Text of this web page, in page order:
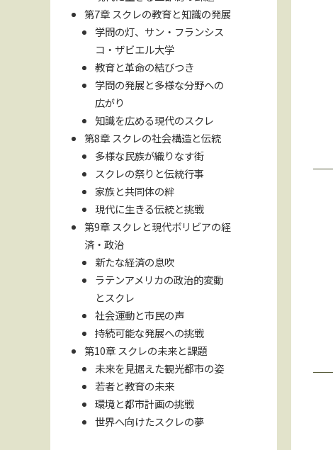
第7章 スクレの教育と知識の発展
学問の灯、サン・フランシス
コ・ザビエル大学
教育と革命の結びつき
学問の発展と多様な分野への
広がり
知識を広める現代のスクレ
第8章 スクレの社会構造と伝統
多様な民族が織りなす街
スクレの祭りと伝統行事
家族と共同体の絆
現代に生きる伝統と挑戦
第9章 スクレと現代ボリビアの経
済・政治
新たな経済の息吹
ラテンアメリカの政治的変動
とスクレ
社会運動と市民の声
持続可能な発展への挑戦
第10章 スクレの未来と課題
未来を見据えた観光都市の姿
若者と教育の未来
環境と都市計画の挑戦
世界へ向けたスクレの夢